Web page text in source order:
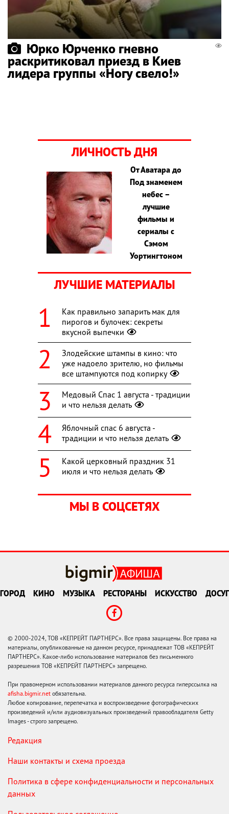
Юрко Юрченко гневно
раскритиковал приезд в Киев
лидера группы «Ногу свело!»
ЛИЧНОСТЬ ДНЯ
От Аватара до
Под знаменем
небес –
лучшие
фильмы и
сериалы с
Сэмом
Уортингтоном
ЛУЧШИЕ МАТЕРИАЛЫ
Как правильно запарить мак для
пирогов и булочек: секреты
вкусной выпечки
Злодейские штампы в кино: что
уже надоело зрителю, но фильмы
все штампуются под копирку
Медовый Спас 1 августа - традиции
и что нельзя делать
Яблочный спас 6 августа -
традиции и что нельзя делать
Какой церковный праздник 31
июля и что нельзя делать
МЫ В СОЦСЕТЯХ
ГОРОД КИНО МУЗЫКА РЕСТОРАНЫ ИСКУССТВО ДОСУГ
© 2000-2024, ТОВ «КЕПРЕЙТ ПАРТНЕРС». Все права защищены. Все права на
материалы, опубликованные на данном ресурсе, принадлежат ТОВ «КЕПРЕЙТ
ПАРТНЕРС». Какое-либо использование материалов без письменного
разрешения ТОВ «КЕПРЕЙТ ПАРТНЕРС» запрещено.
При правомерном использовании материалов данного ресурса гиперссылка на
afisha.bigmir.net обязательна.
Любое копирование, перепечатка и воспроизведение фотографических
произведений и/или аудиовизуальных произведений правообладателя Getty
Images - строго запрещено.
Редакция
Наши контакты и схема проезда
Политика в сфере конфиденциальности и персональных
данных